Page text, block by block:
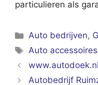
particulieren als
Categorieën
Auto bedrijven,
Tags
Auto accessoires
Autobedrijf